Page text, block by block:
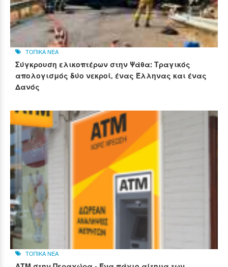
ΤΟΠΙΚΑ ΝΕΑ
Σύγκρουση ελικοπτέρων στην Ψάθα: Τραγικός
απολογισμός δύο νεκροί, ένας Έλληνας και ένας
Δανός
ΤΟΠΙΚΑ ΝΕΑ